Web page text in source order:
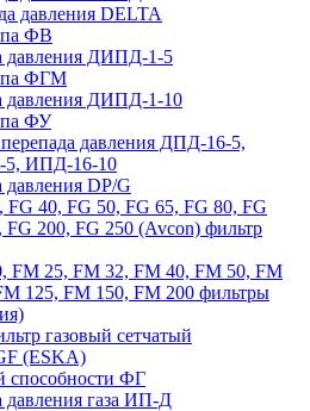
давления DELTA
ФВ
давления ДИПД-1-5
ФГМ
давления ДИПД-1-10
ФУ
давления ДПД-16-5,
ИПД-16-10
давления DP/G
FG 40, FG 50, FG 65, FG 80, FG
FG 200, FG 250 (Avcon) фильтр
FM 25, FM 32, FM 40, FM 50, FM
125, FM 150, FM 200 фильтры
газовый сетчатый
(ESKA)
способности ФГ
давления газа ИП-Д